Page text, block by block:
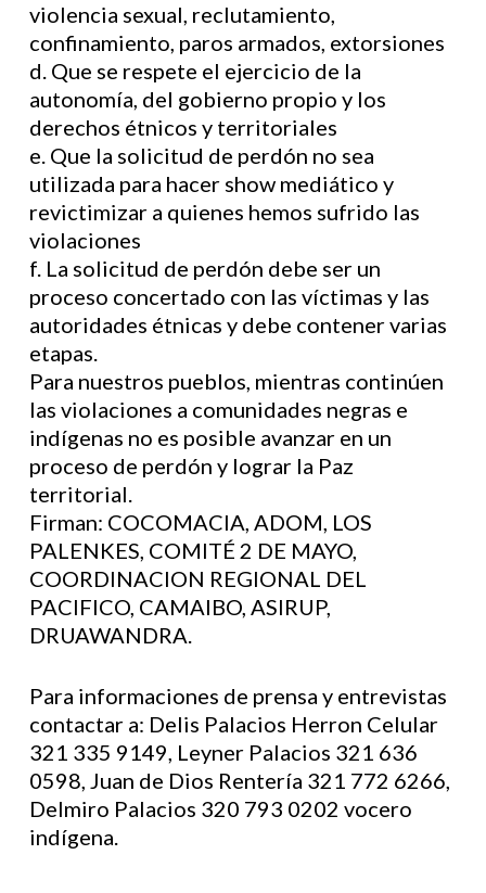
violencia sexual, reclutamiento,
confinamiento, paros armados, extorsiones
d. Que se respete el ejercicio de la
autonomía, del gobierno propio y los
derechos étnicos y territoriales
e. Que la solicitud de perdón no sea
utilizada para hacer show mediático y
revictimizar a quienes hemos sufrido las
violaciones
f. La solicitud de perdón debe ser un
proceso concertado con las víctimas y las
autoridades étnicas y debe contener varias
etapas.
Para nuestros pueblos, mientras continúen
las violaciones a comunidades negras e
indígenas no es posible avanzar en un
proceso de perdón y lograr la Paz
territorial.
Firman: COCOMACIA, ADOM, LOS
PALENKES, COMITÉ 2 DE MAYO,
COORDINACION REGIONAL DEL
PACIFICO, CAMAIBO, ASIRUP,
DRUAWANDRA.
Para informaciones de prensa y entrevistas
contactar a: Delis Palacios Herron Celular
321 335 9149, Leyner Palacios 321 636
0598, Juan de Dios Rentería 321 772 6266,
Delmiro Palacios 320 793 0202 vocero
indígena.